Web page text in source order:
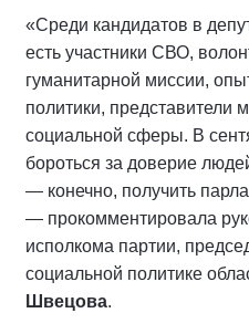
«Среди кандидатов в
есть участники СВО,
гуманитарной миссии,
политики, представители
социальной сферы. В
бороться за доверие
— конечно, получить
— прокомментировала
исполкома партии,
социальной политике
Швецова.